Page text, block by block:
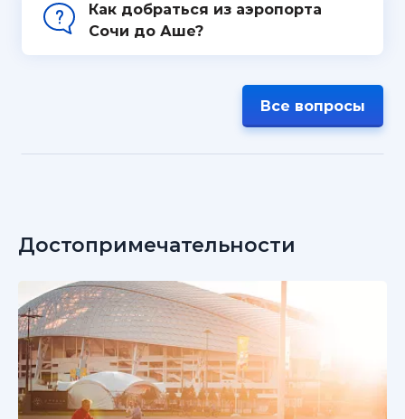
Как добраться из аэропорта
Сочи до Аше?
Все вопросы
Достопримечательности